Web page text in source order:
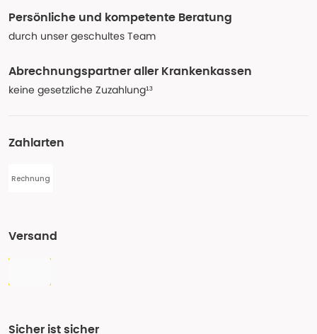
Persönliche und kompetente Beratung
durch unser geschultes Team
Abrechnungspartner aller Krankenkassen
keine gesetzliche Zuzahlung¹³
Zahlarten
Rechnung
Versand
Sicher ist sicher